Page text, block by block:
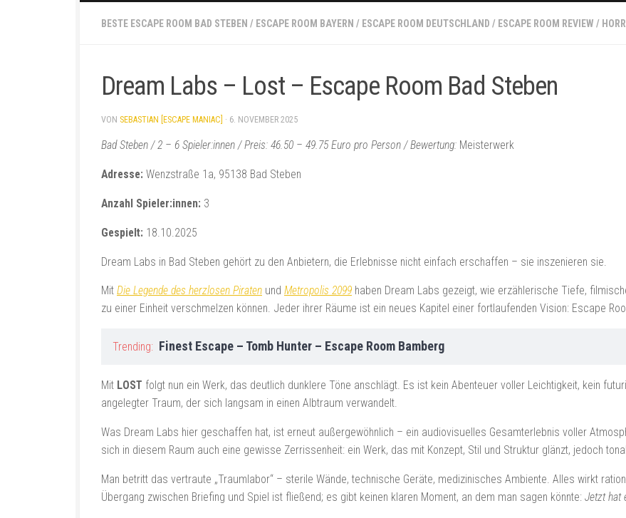
BESTE ESCAPE ROOM BAD STEBEN / ESCAPE ROOM BAYERN / ESCAPE ROOM DEUTSCHLAND / ESCAPE ROOM REVIEW /
Dream Labs – Lost – Escape Room Bad Steben
VON SEBASTIAN [ESCAPE MANIAC] · 6. NOVEMBER 2025
Bad Steben / 2 – 6 Spieler:innen / Preis: 46.50 – 49.75 Euro pro Person / Bewertung: Meisterwerk
Adresse: Wenzstraße 1a, 95138 Bad Steben
Anzahl Spieler:innen: 3
Gespielt: 18.10.2025
Dream Labs in Bad Steben gehört zu den Anbietern, die Erlebnisse nicht einfach erschaffen – sie inszenieren sie.
Mit Die Legende des herzlosen Piraten und Metropolis 2099 haben Dream Labs gezeigt, wie erzählerische Tiefe,
zu einer Einheit verschmelzen können. Jeder ihrer Räume ist ein neues Kapitel einer fortlaufenden Vision: Escape
Trending: Finest Escape – Tomb Hunter – Escape Room Bamberg
Mit LOST folgt nun ein Werk, das deutlich dunklere Töne anschlägt. Es ist kein Abenteuer voller Leichtigkeit, kein
angelegter Traum, der sich langsam in einen Albtraum verwandelt.
Was Dream Labs hier geschaffen hat, ist erneut außergewöhnlich – ein audiovisuelles Gesamterlebnis voller
sich in diesem Raum auch eine gewisse Zerrissenheit: ein Werk, das mit Konzept, Stil und Struktur glänzt, jedoch
Man betritt das vertraute „Traumlabor“ – sterile Wände, technische Geräte, medizinisches Ambiente. Alles wirkt
Übergang zwischen Briefing und Spiel ist fließend; es gibt keinen klaren Moment, an dem man sagen könnte: Jetzt hat